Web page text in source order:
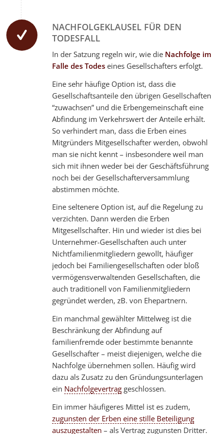
NACHFOLGEKLAUSEL FÜR DEN
TODESFALL
In der Satzung regeln wir, wie die Nachfolge im
Falle des Todes eines Gesellschafters erfolgt.
Eine sehr häufige Option ist, dass die
Gesellschaftsanteile den übrigen Gesellschaften
“zuwachsen” und die Erbengemeinschaft eine
Abfindung im Verkehrswert der Anteile erhält.
So verhindert man, dass die Erben eines
Mitgründers Mitgesellschafter werden, obwohl
man sie nicht kennt – insbesondere weil man
sich mit ihnen weder bei der Geschäftsführung
noch bei der Gesellschafterversammlung
abstimmen möchte.
Eine seltenere Option ist, auf die Regelung zu
verzichten. Dann werden die Erben
Mitgesellschafter. Hin und wieder ist dies bei
Unternehmer-Gesellschaften auch unter
Nichtfamilienmitgliedern gewollt, häufiger
jedoch bei Familiengesellschaften oder bloß
vermögensverwaltenden Gesellschaften, die
auch traditionell von Familienmitgliedern
gegründet werden, zB. von Ehepartnern.
Ein manchmal gewählter Mittelweg ist die
Beschränkung der Abfindung auf
familienfremde oder bestimmte benannte
Gesellschafter – meist diejenigen, welche die
Nachfolge übernehmen sollen. Häufig wird
dazu als Zusatz zu den Gründungsunterlagen
ein Nachfolgevertrag geschlossen.
Ein immer häufigeres Mittel ist es zudem,
zugunsten der Erben eine stille Beteiligung
auszugestalten – als Vertrag zugunsten Dritter.